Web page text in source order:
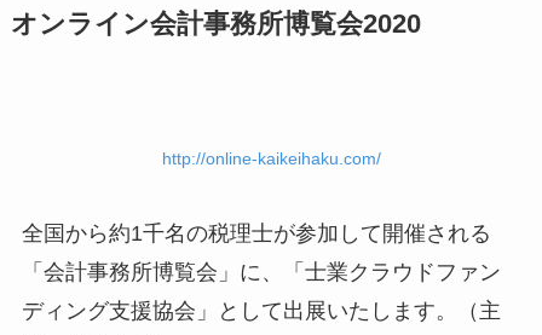
オンライン会計事務所博覧会2020
http://online-kaikeihaku.com/
全国から約1千名の税理士が参加して開催される
「会計事務所博覧会」に、「士業クラウドファン
ディング支援協会」として出展いたします。（主